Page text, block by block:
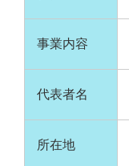
事業内容
代表者名
所在地